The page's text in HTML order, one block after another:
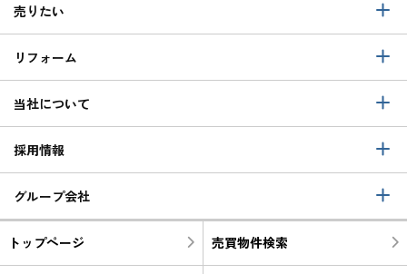
売りたい
リフォーム
当社について
採用情報
グループ会社
トップページ 売買物件検索